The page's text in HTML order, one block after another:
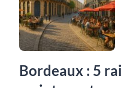
Bordeaux : 5